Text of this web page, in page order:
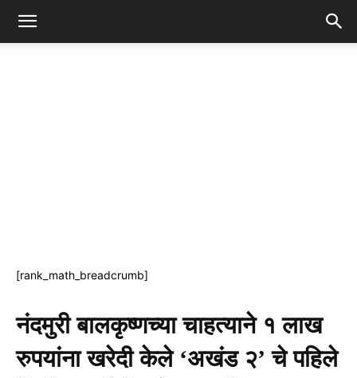
[rank_math_breadcrumb]
नंदमुरी बालकृष्णच्या चाहत्याने १ लाख
रुपयांना खरेदी केले ‘अखंड २’ चे पहिले